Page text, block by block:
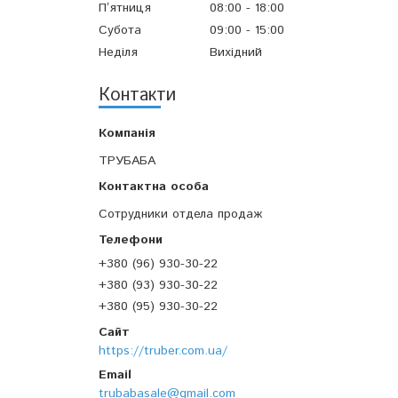
Пʼятниця
08:00
18:00
Субота
09:00
15:00
Неділя
Вихідний
Контакти
ТРУБАБА
Сотрудники отдела продаж
+380 (96) 930-30-22
+380 (93) 930-30-22
+380 (95) 930-30-22
https://truber.com.ua/
trubabasale@gmail.com